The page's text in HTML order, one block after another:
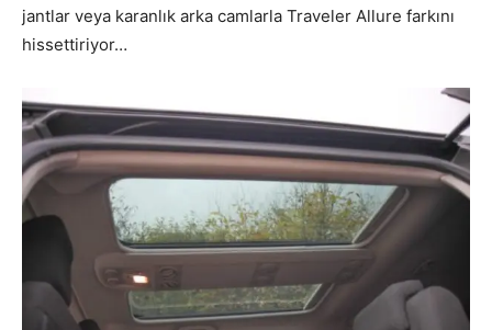
jantlar veya karanlık arka camlarla Traveler Allure farkını
hissettiriyor…